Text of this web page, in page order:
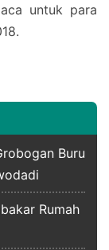
untuk para
Buru
Rumah